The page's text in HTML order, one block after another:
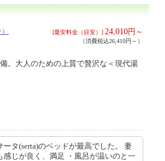
[最安料金（目安）] 24,010円～
（消費税込26,410円～）
。大人のための上質で贅沢な＜現代湯
タ(serta)のベッドが最高でした。 妻
じが良く、満足 ・風呂が温いのと一